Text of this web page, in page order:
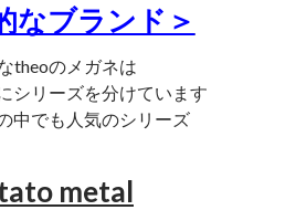
なブランド＞
theoのメガネは
シリーズを分けています
中でも人気のシリーズ
metal